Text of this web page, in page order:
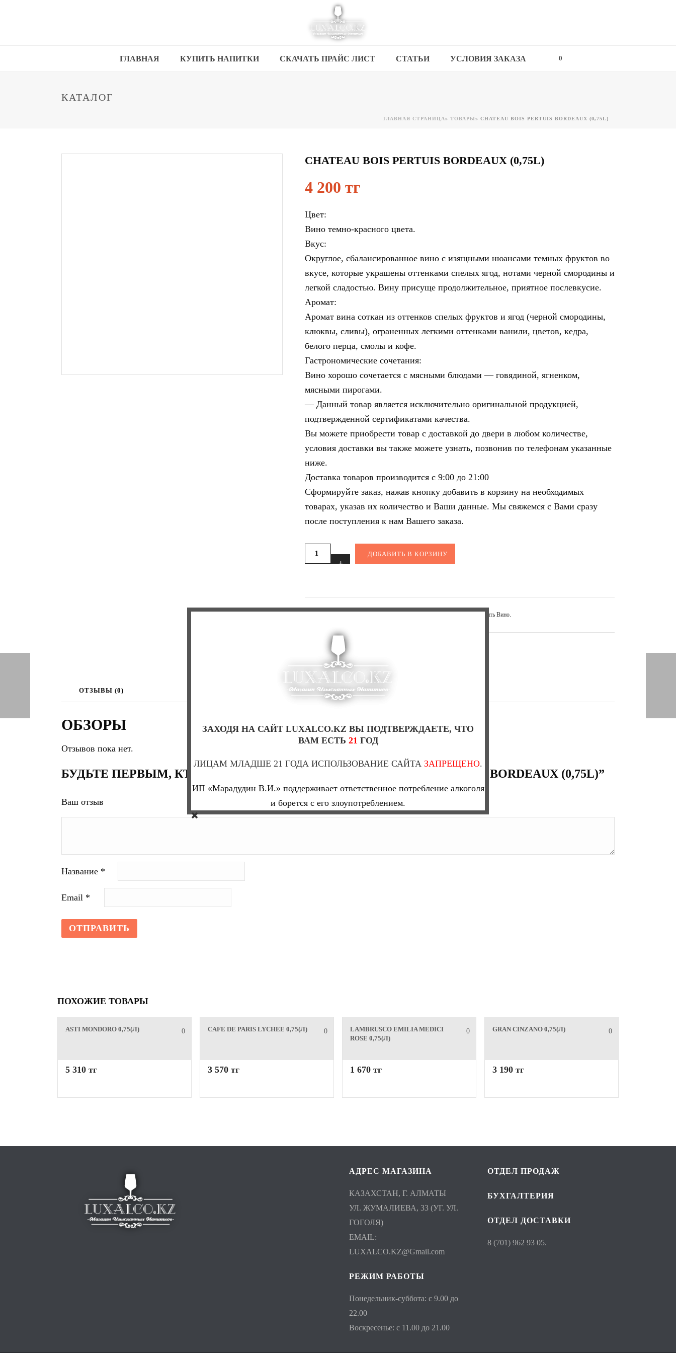
ГЛАВНАЯ КУПИТЬ НАПИТКИ СКАЧАТЬ ПРАЙС ЛИСТ СТАТЬИ УСЛОВИЯ ЗАКАЗА 0
КАТАЛОГ
ГЛАВНАЯ СТРАНИЦА» ТОВАРЫ» CHATEAU BOIS PERTUIS BORDEAUX (0,75L)
CHATEAU BOIS PERTUIS BORDEAUX (0,75L)
4 200 тг
Цвет:
Вино темно-красного цвета.
Вкус:
Округлое, сбалансированное вино с изящными нюансами темных фруктов во
вкусе, которые украшены оттенками спелых ягод, нотами черной смородины и
легкой сладостью. Вину присуще продолжительное, приятное послевкусие.
Аромат:
Аромат вина соткан из оттенков спелых фруктов и ягод (черной смородины,
клюквы, сливы), ограненных легкими оттенками ванили, цветов, кедра,
белого перца, смолы и кофе.
Гастрономические сочетания:
Вино хорошо сочетается с мясными блюдами — говядиной, ягненком,
мясными пирогами.
— Данный товар является исключительно оригинальной продукцией,
подтвержденной сертификатами качества.
Вы можете приобрести товар с доставкой до двери в любом количестве,
условия доставки вы также можете узнать, позвонив по телефонам указанные
ниже.
Доставка товаров производится с 9:00 до 21:00
Сформируйте заказ, нажав кнопку добавить в корзину на необходимых
товарах, указав их количество и Ваши данные. Мы свяжемся с Вами сразу
после поступления к нам Вашего заказа.
ДОБАВИТЬ В КОРЗИНУ
купить Вино.
ОТЗЫВЫ (0)
ОБЗОРЫ
Отзывов пока нет.
БУДЬТЕ ПЕРВЫМ, КТО ОСТАВИЛ ОТЗЫВ НА “CHATEAU BOIS PERTUIS BORDEAUX (0,75L)”
Ваш отзыв
Название *
Email *
ПОХОЖИЕ ТОВАРЫ
0
ASTI MONDORO 0,75(Л)
5 310 тг
0
CAFЕ DE PARIS LYCHEE 0,75(Л)
3 570 тг
0
LAMBRUSCO EMILIA MEDICI
ROSE 0,75(Л)
1 670 тг
0
GRAN CINZANO 0,75(Л)
3 190 тг
АДРЕС МАГАЗИНА
КАЗАХСТАН, Г. АЛМАТЫ
УЛ. ЖУМАЛИЕВА, 33 (УГ. УЛ.
ГОГОЛЯ)
EMAIL:
LUXALCO.KZ@Gmail.com
РЕЖИМ РАБОТЫ
Понедельник-суббота: с 9.00 до
22.00
Воскресенье: с 11.00 до 21.00
ОТДЕЛ ПРОДАЖ
БУХГАЛТЕРИЯ
ОТДЕЛ ДОСТАВКИ
8 (701) 962 93 05.
ЗАХОДЯ НА САЙТ LUXALCO.KZ ВЫ ПОДТВЕРЖДАЕТЕ, ЧТО
ВАМ ЕСТЬ 21 ГОД
ЛИЦАМ МЛАДШЕ 21 ГОДА ИСПОЛЬЗОВАНИЕ САЙТА ЗАПРЕЩЕНО.
ИП «Марадудин В.И.» поддерживает ответственное потребление алкоголя
и борется с его злоупотреблением.